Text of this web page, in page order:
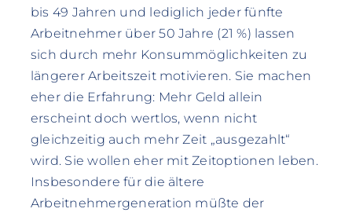
bis 49 Jahren und lediglich jeder fünfte
Arbeitnehmer über 50 Jahre (21 %) lassen
sich durch mehr Konsummöglichkeiten zu
längerer Arbeitszeit motivieren. Sie machen
eher die Erfahrung: Mehr Geld allein
erscheint doch wertlos, wenn nicht
gleichzeitig auch mehr Zeit „ausgezahlt“
wird. Sie wollen eher mit Zeitoptionen leben.
Insbesondere für die ältere
Arbeitnehmergeneration müßte der